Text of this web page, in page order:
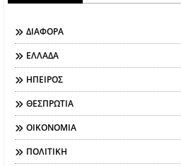
ΔΙΑΦΟΡΑ
ΕΛΛΑΔΑ
ΗΠΕΙΡΟΣ
ΘΕΣΠΡΩΤΙΑ
ΟΙΚΟΝΟΜΙΑ
ΠΟΛΙΤΙΚΗ